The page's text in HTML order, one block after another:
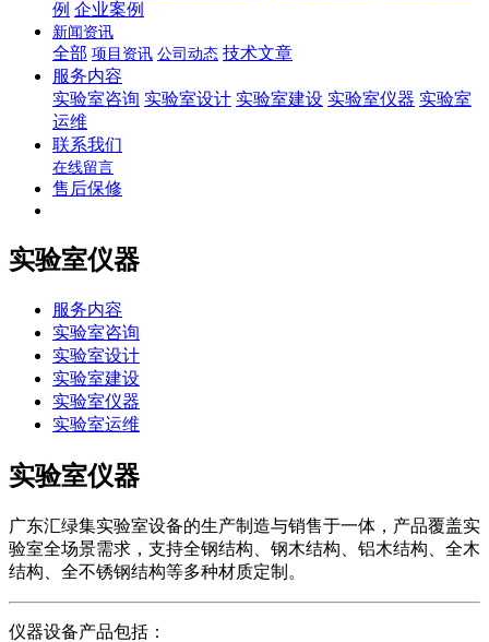
例 企业案例
新闻资讯
全部 项目资讯 公司动态 技术文章
服务内容
实验室咨询 实验室设计 实验室建设 实验室仪器 实验室
运维
联系我们
在线留言
售后保修
实验室仪器
服务内容
实验室咨询
实验室设计
实验室建设
实验室仪器
实验室运维
实验室仪器
广东汇绿集实验室设备的生产制造与销售于一体，产品覆盖实
验室全场景需求，支持全钢结构、钢木结构、铝木结构、全木
结构、全不锈钢结构等多种材质定制。
仪器设备产品包括：